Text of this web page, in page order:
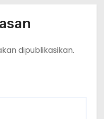
dipublikasikan.